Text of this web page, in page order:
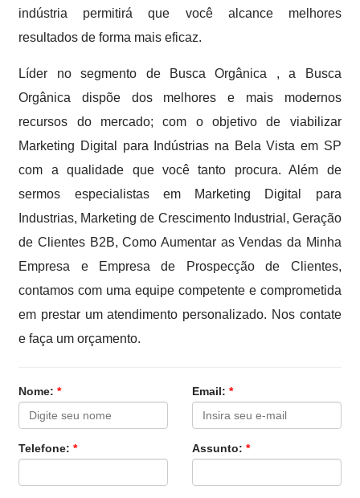
indústria permitirá que você alcance melhores
resultados de forma mais eficaz.
Líder no segmento de Busca Orgânica , a Busca
Orgânica dispõe dos melhores e mais modernos
recursos do mercado; com o objetivo de viabilizar
Marketing Digital para Indústrias na Bela Vista em SP
com a qualidade que você tanto procura. Além de
sermos especialistas em Marketing Digital para
Industrias, Marketing de Crescimento Industrial, Geração
de Clientes B2B, Como Aumentar as Vendas da Minha
Empresa e Empresa de Prospecção de Clientes,
contamos com uma equipe competente e comprometida
em prestar um atendimento personalizado. Nos contate
e faça um orçamento.
Nome:* Email: *
Telefone:* Assunto: *